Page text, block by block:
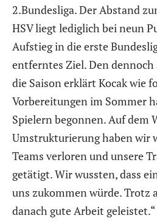
2.Bundesliga. Der Abstand
HSV liegt lediglich bei neun
Aufstieg in die erste
entferntes Ziel. Den
die Saison erklärt Kocak wie
Vorbereitungen im Sommer
Spielern begonnen. Auf dem
Umstrukturierung haben wir
Teams verloren und unsere
getätigt. Wir wussten, dass
uns zukommen würde. Trotz
danach gute Arbeit